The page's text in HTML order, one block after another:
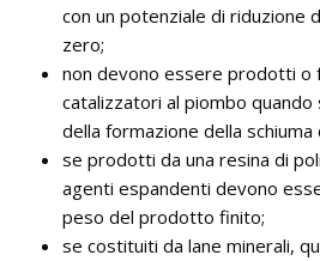
con un potenziale di riduzione
zero;
non devono essere prodotti o
catalizzatori al piombo
della formazione della schiuma
se prodotti da una resina di
agenti espandenti devono
peso del prodotto finito;
se costituiti da lane minerali,